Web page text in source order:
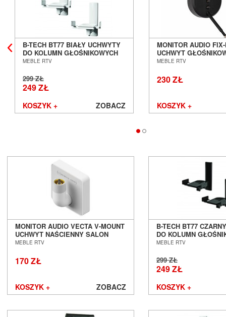
B-TECH BT77 BIAŁY UCHWYTY
DO KOLUMN GŁOŚNIKOWYCH
SALON POZNAŃ WROCŁAW
MEBLE RTV
299 ZŁ
249 ZŁ
KOSZYK + ZOBACZ
MONITOR AUDIO
UCHWYT
POZNAŃ WROCŁAW
MEBLE RTV
230 ZŁ
KOSZYK +
MONITOR AUDIO VECTA V-MOUNT
UCHWYT NAŚCIENNY SALON
POZNAŃ WROCŁAW
MEBLE RTV
170 ZŁ
KOSZYK + ZOBACZ
B-TECH BT77
DO KOLUMN
SALON POZNAŃ
MEBLE RTV
299 ZŁ
249 ZŁ
KOSZYK +